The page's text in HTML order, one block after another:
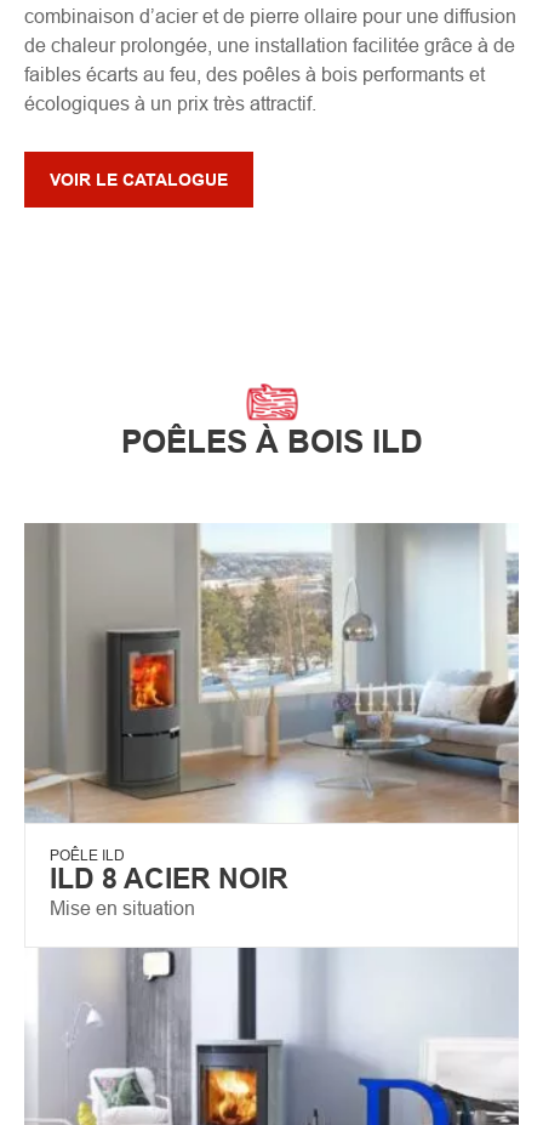
combinaison d’acier et de pierre ollaire pour une diffusion
de chaleur prolongée, une installation facilitée grâce à de
faibles écarts au feu, des poêles à bois performants et
écologiques à un prix très attractif.
VOIR LE CATALOGUE
POÊLES À BOIS ILD
POÊLE ILD
ILD 8 ACIER NOIR
Mise en situation